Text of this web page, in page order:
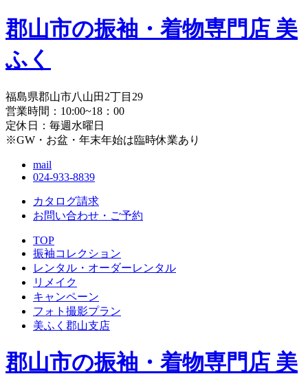
郡山市の振袖・着物専門店 美
ふく
福島県郡山市八山田2丁目29
営業時間：10:00~18：00
定休日：毎週水曜日
※GW・お盆・年末年始は臨時休業あり
mail
024-933-8839
カタログ請求
お問い合わせ・ ご予約
TOP
振袖コレクション
レンタル・オーダーレンタル
リメイク
キャンペーン
フォト撮影プラン
美ふく郡山支店
郡山市の振袖・着物専門店 美